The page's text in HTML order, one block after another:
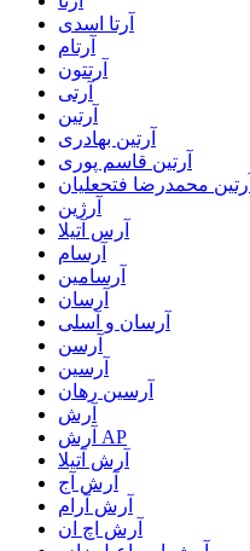
آرتا اسدی
آرتام
آرتتون
آرتی
آرتین
آرتین بهادری
آرتین قاسم پوری
آرتین محمدرضا فتحعلیان
آرژین
آرس آتیلا
آرسام
آرسامین
آرسان
آرسان و آسلی
آرسن
آرسین
آرسین رهان
آرش
آرش AP
آرش آتیلا
آرش آج
آرش آرام
آرش اچ ان